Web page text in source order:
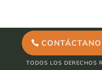
© 2026 ARENAL
TODOS LOS DERECHOS